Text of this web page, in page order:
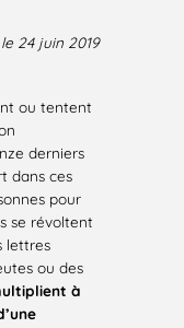
24 juin 2019
ou tentent
derniers
dans ces
pour
se révoltent
lettres
ou des
à